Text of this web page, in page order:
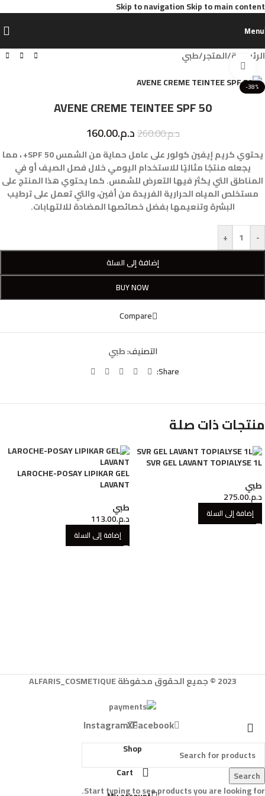
Skip to navigationSkip to main content
Menu
الرئيسية/المتجر/طبي
-38%
Click to enlarge
AVENE CREME TEINTEE SPF 50
د.م.260.00د.م.160.00
يحتوي كريم إيفين كولور على عامل حماية من الشمس SPF 50+ ، مما
يجعله منتجًا مثاليًا للاستخدام اليومي خلال فصل الصيف أو في
المناطق التي يكثر فيها التعرض للشمس. كما يحتوي هذا المنتج على
مستخلص المياه الحرارية الفريدة من أفين، والتي تعمل على ترطيب
البشرة وتنعيمها بفضل خصائصها المضادة للالتهابات.
-
+
إضافة إلى السلة
BUY NOW
Compare
التصنيف:طبي
Share:
منتجات ذات صلة
SVR GEL LAVANT TOPIALYSE 1L
طبي
د.م.275.00
إضافة إلى السلة
LAROCHE-POSAY LIPIKAR GEL
LAVANT
طبي
د.م.113.00
إضافة إلى السلة
2023 © جميع الحقوق محفوظة ALFARIS_COSMETIQUE
Search
Start typing to see products you are looking for.
Facebook
X
Instagram
Shop
Cart